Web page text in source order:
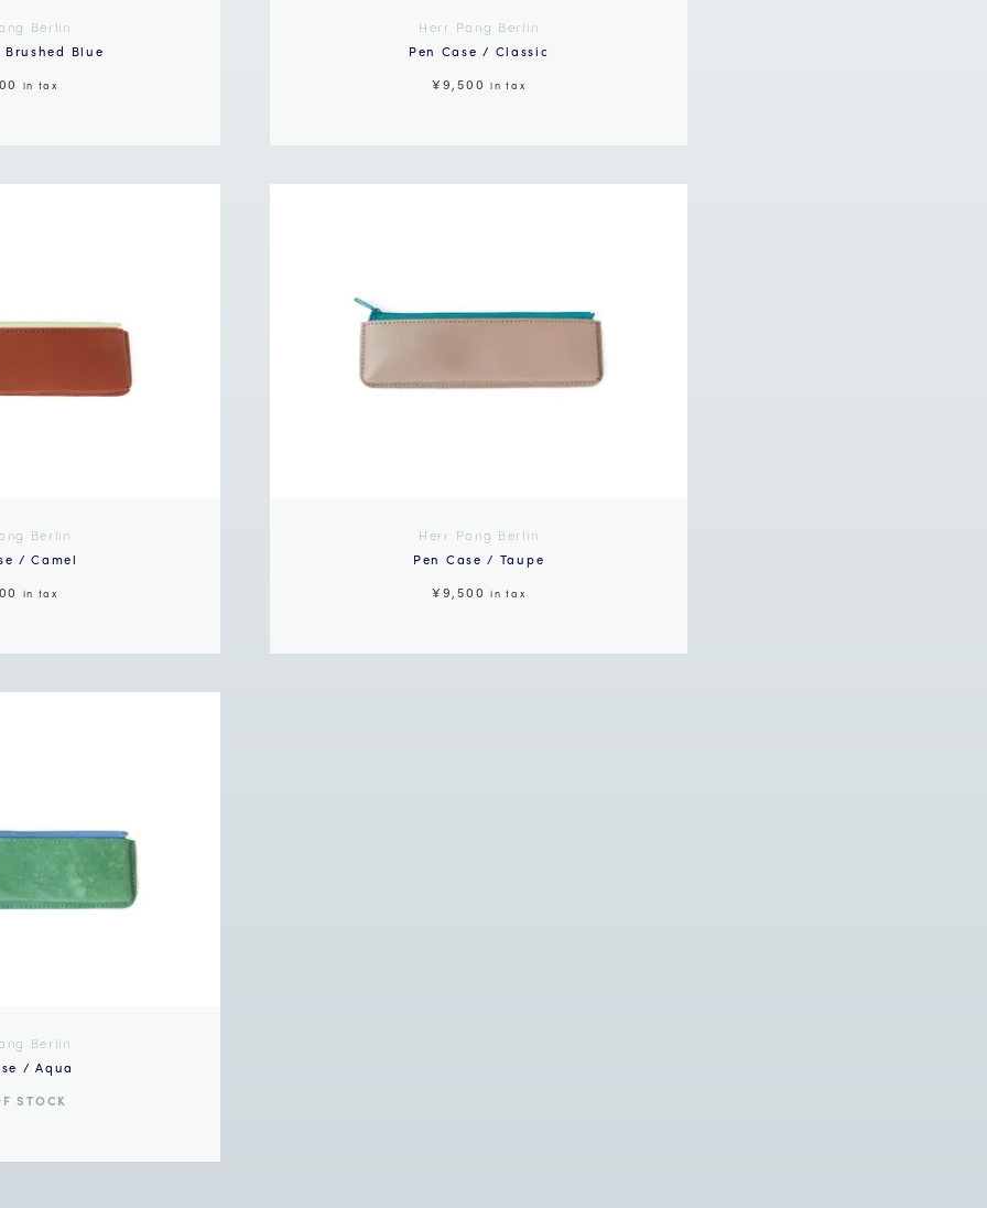
Berlin
Brushed Blue
in tax
Herr Pong Berlin
Pen Case / Classic
¥9,500 in tax
Berlin
/ Camel
in tax
Herr Pong Berlin
Pen Case / Taupe
¥9,500 in tax
Berlin
/ Aqua
STOCK